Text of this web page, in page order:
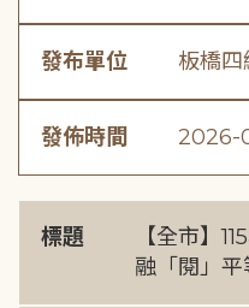
發布單位 板橋四
發佈時間 2026-
標題
【全市】
融「閱」平